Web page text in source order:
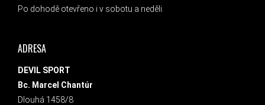
Po dohodě otevřeno i v sobotu a neděli.
ADRESA
DEVIL SPORT
Bc. Marcel Chantúr
Dlouhá 1458/8